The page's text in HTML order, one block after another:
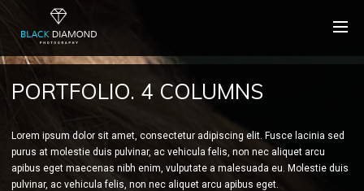
PORTFOLIO. 4 COLUMNS
Lorem ipsum dolor sit amet, consectetur adipiscing elit. Fusce lacinia sed
purus at molestie duis pulvinar, ac vehicula felis, non nec aliquet arcu
apibus eget maecenas nibh enim, vulputate a malesuada eu. Molestie duis
pulvinar, ac vehicula felis, non nec aliquet arcu apibus eget.